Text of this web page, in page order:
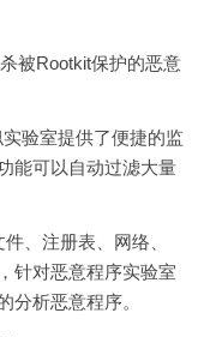
被Rootkit保护的恶意
验室提供了便捷的监
能可以自动过滤大量
、注册表、网络、
针对恶意程序实验室
分析恶意程序。